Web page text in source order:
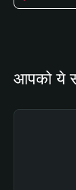
आपको ये